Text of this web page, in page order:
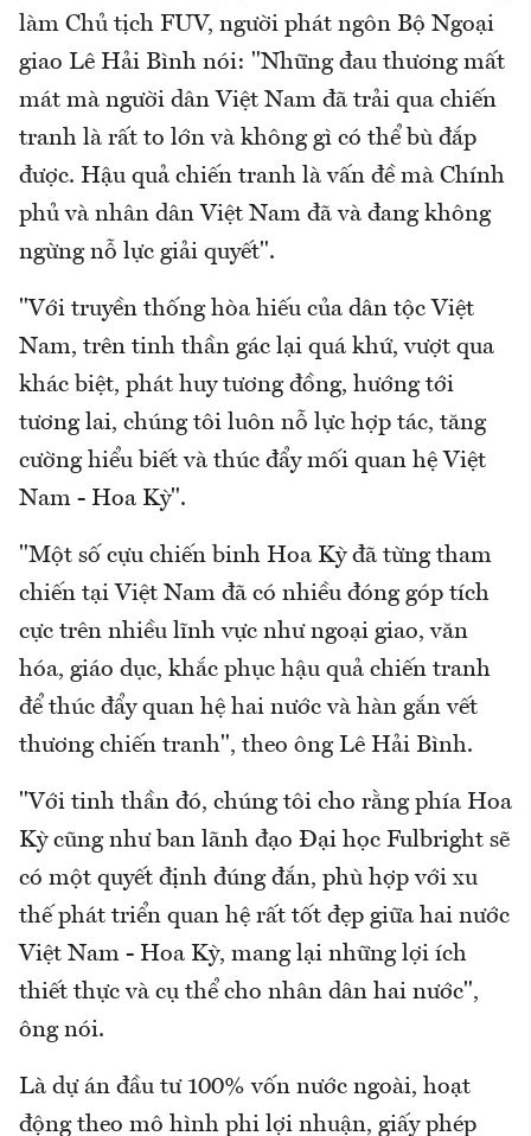
làm Chủ tịch FUV, người phát ngôn Bộ Ngoại
giao Lê Hải Bình nói: "Những đau thương mất
mát mà người dân Việt Nam đã trải qua chiến
tranh là rất to lớn và không gì có thể bù đắp
được. Hậu quả chiến tranh là vấn đề mà Chính
phủ và nhân dân Việt Nam đã và đang không
ngừng nỗ lực giải quyết".
"Với truyền thống hòa hiếu của dân tộc Việt
Nam, trên tinh thần gác lại quá khứ, vượt qua
khác biệt, phát huy tương đồng, hướng tới
tương lai, chúng tôi luôn nỗ lực hợp tác, tăng
cường hiểu biết và thúc đẩy mối quan hệ Việt
Nam - Hoa Kỳ".
"Một số cựu chiến binh Hoa Kỳ đã từng tham
chiến tại Việt Nam đã có nhiều đóng góp tích
cực trên nhiều lĩnh vực như ngoại giao, văn
hóa, giáo dục, khắc phục hậu quả chiến tranh
để thúc đẩy quan hệ hai nước và hàn gắn vết
thương chiến tranh", theo ông Lê Hải Bình.
"Với tinh thần đó, chúng tôi cho rằng phía Hoa
Kỳ cũng như ban lãnh đạo Đại học Fulbright sẽ
có một quyết định đúng đắn, phù hợp với xu
thế phát triển quan hệ rất tốt đẹp giữa hai nước
Việt Nam - Hoa Kỳ, mang lại những lợi ích
thiết thực và cụ thể cho nhân dân hai nước",
ông nói.
Là dự án đầu tư 100% vốn nước ngoài, hoạt
động theo mô hình phi lợi nhuận, giấy phép